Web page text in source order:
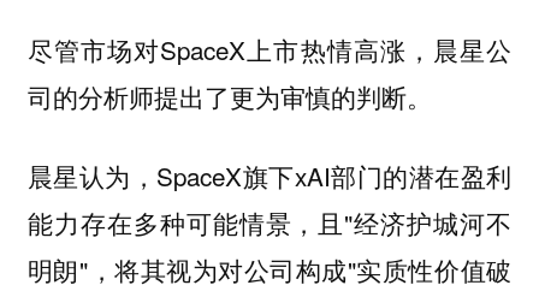
尽管市场对SpaceX上市热情高涨，晨星公
司的分析师提出了更为审慎的判断。
晨星认为，SpaceX旗下xAI部门的潜在盈利
能力存在多种可能情景，且"经济护城河不
明朗"，将其视为对公司构成"实质性价值破